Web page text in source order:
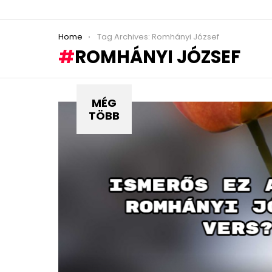
You are here:
Home Tag Archives: Romhányi József
ROMHÁNYI JÓZSEF
MÉG
TÖBB